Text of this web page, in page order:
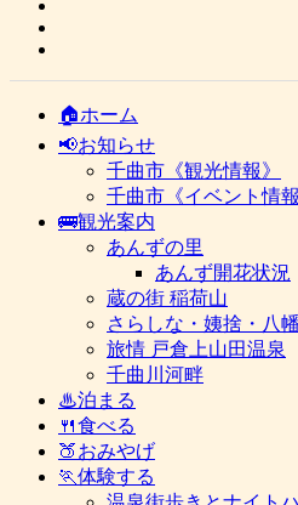
🏠ホーム
📢お知らせ
千曲市《観光情報》
千曲市《イベント情報
🚌観光案内
あんずの里
あんず開花状況
蔵の街 稲荷山
さらしな・姨捨・八幡
旅情 戸倉上山田温泉
千曲川河畔
♨泊まる
🍴食べる
🍑おみやげ
🏃体験する